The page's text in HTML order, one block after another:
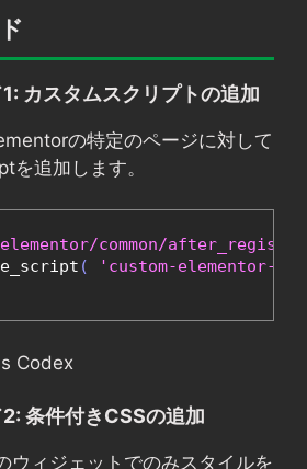
カスタムスクリプトの追加
の特定のページに対して
を追加します。
common/
(
'custom-elementor-
Codex
条件付きCSSの追加
ウィジェットでのみスタイルを